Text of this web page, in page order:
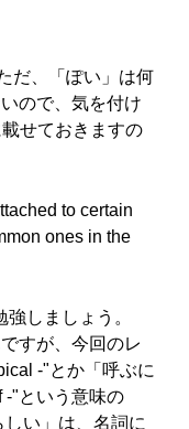
だ、「ぽい」は何
ので、気を付け
せておきますの
to certain
ones in the
しましょう。
すが、今回のレ
-"とか「呼ぶに
-"という意味の
しい」は、名詞に